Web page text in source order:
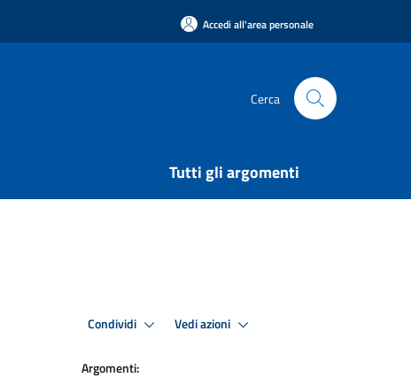
Accedi all'area personale
Cerca
Tutti gli argomenti
Condividi Vedi azioni
Argomenti: